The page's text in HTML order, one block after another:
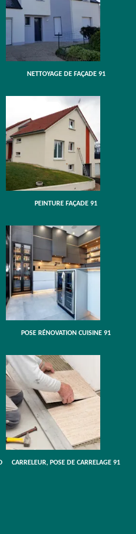
NETTOYAGE DE FAÇADE 91
PEINTURE FAÇADE 91
POSE RÉNOVATION CUISINE 91
CARRELEUR, POSE DE CARRELAGE 91